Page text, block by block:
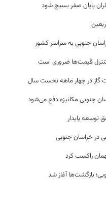
پایان صفر بسیج شود
قیمت‌ها ضروری است
جنوبی مکانیزه دفع می‌شود
توسعه پایدار
در خراسان جنوبی
راکسب کرد